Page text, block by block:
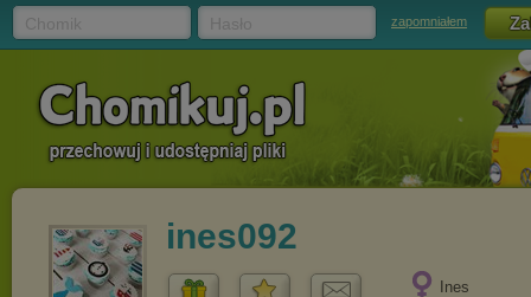
zapomniałem
ines092
Ines